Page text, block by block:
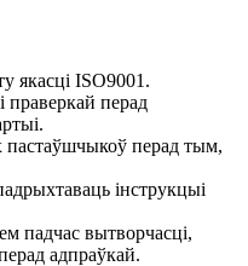
якасці ISO9001.
праверкай перад
перад тым,
інструкцыі
падчас вытворчасці,
адпраўкай.